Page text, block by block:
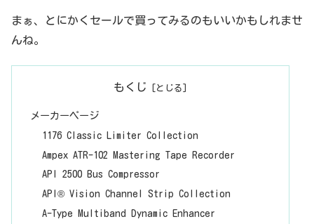
まぁ、とにかくセールで買ってみるのもいいかもしれませ
んね。
もくじ
メーカーページ
1176 Classic Limiter Collection
Ampex ATR-102 Mastering Tape Recorder
API 2500 Bus Compressor
API® Vision Channel Strip Collection
A-Type Multiband Dynamic Enhancer